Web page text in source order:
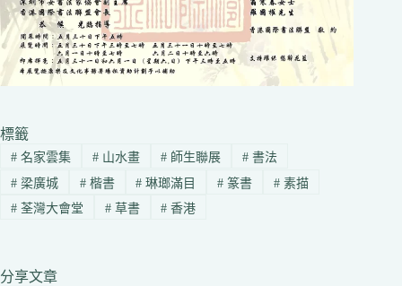
標籤
#名家雲集 #山水畫 # 師生聯展 # 書法
#梁廣城 #楷書 # 琳瑯滿目 # 篆書 # 素描
#荃灣大會堂 #草書 # 香港
分享文章